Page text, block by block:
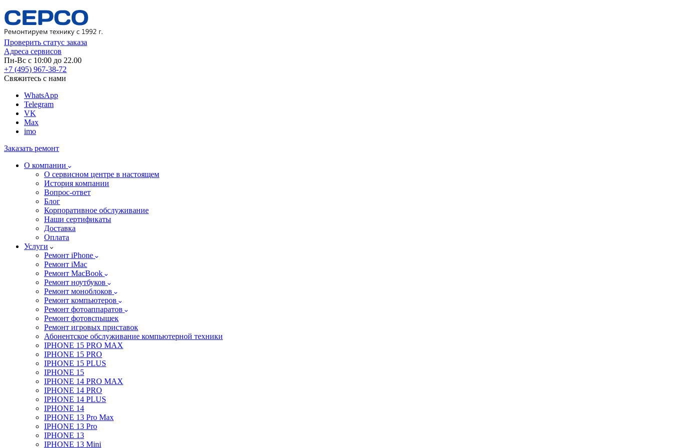
Проверить статус заказа
Адреса сервисов
Пн-Вс с 10:00 до 22.00
+7 (495) 967-38-72
Свяжитесь с нами
WhatsApp
Telegram
VK
Max
imo
Заказать ремонт
О компании
О сервисном центре в настоящем
История компании
Вопрос-ответ
Блог
Корпоративное обслуживание
Наши сертификаты
Доставка
Оплата
Услуги
Ремонт iPhone
Ремонт iMac
Ремонт MacBook
Ремонт ноутбуков
Ремонт моноблоков
Ремонт компьютеров
Ремонт фотоаппаратов
Ремонт фотовспышек
Ремонт игровых приставок
Абонентское обслуживание компьютерной техники
IPHONE 15 PRO MAX
IPHONE 15 PRO
IPHONE 15 PLUS
IPHONE 15
IPHONE 14 PRO MAX
IPHONE 14 PRO
IPHONE 14 PLUS
IPHONE 14
IPHONE 13 Pro Max
IPHONE 13 Pro
IPHONE 13
IPHONE 13 Mini